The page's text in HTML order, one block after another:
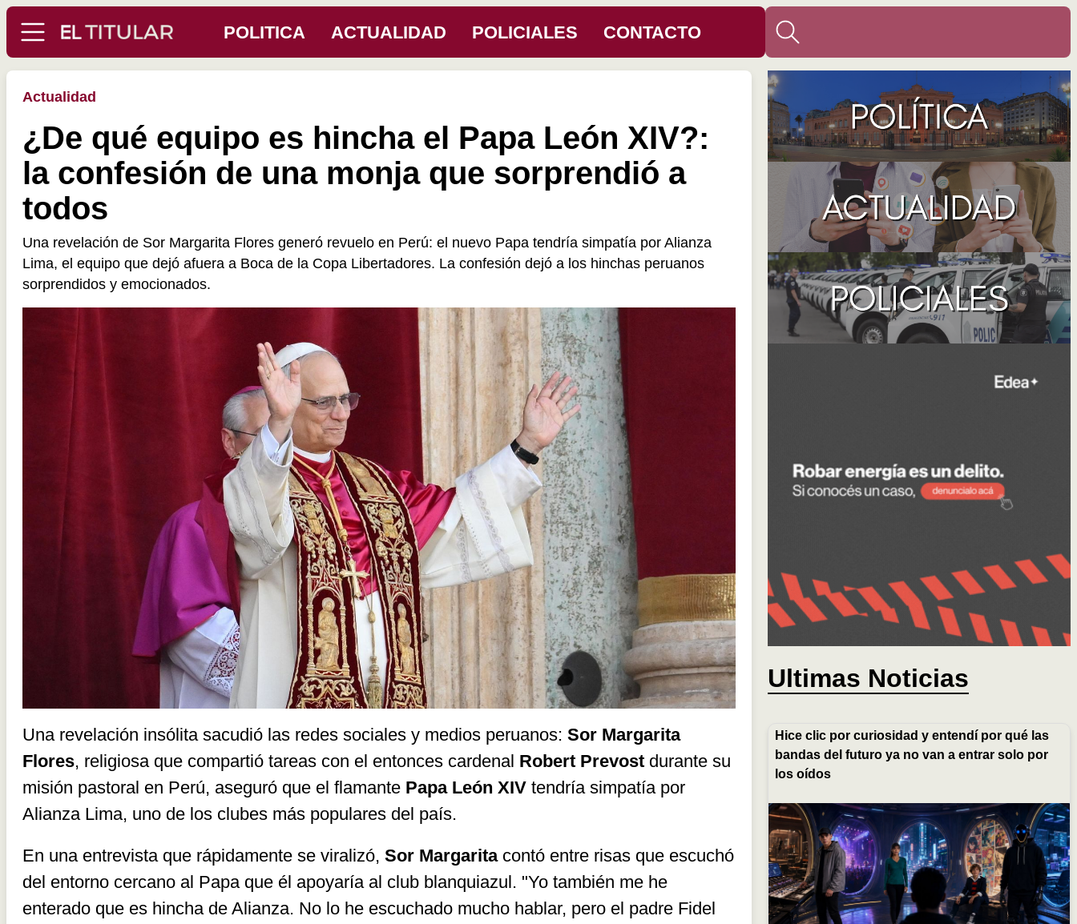
POLITICA ACTUALIDAD POLICIALES CONTACTO
Actualidad
¿De qué equipo es hincha el Papa León XIV?:
la confesión de una monja que sorprendió a
todos
Una revelación de Sor Margarita Flores generó revuelo en Perú: el nuevo Papa tendría simpatía por Alianza
Lima, el equipo que dejó afuera a Boca de la Copa Libertadores. La confesión dejó a los hinchas peruanos
sorprendidos y emocionados.
Una revelación insólita sacudió las redes sociales y medios peruanos: Sor Margarita
Flores, religiosa que compartió tareas con el entonces cardenal Robert Prevost durante su
misión pastoral en Perú, aseguró que el flamante Papa León XIV tendría simpatía por
Alianza Lima, uno de los clubes más populares del país.
En una entrevista que rápidamente se viralizó, Sor Margarita contó entre risas que escuchó
del entorno cercano al Papa que él apoyaría al club blanquiazul. "Yo también me he
enterado que es hincha de Alianza. No lo he escuchado mucho hablar, pero el padre Fidel
Ultimas Noticias
Hice clic por curiosidad y entendí por qué las
bandas del futuro ya no van a entrar solo por
los oídos